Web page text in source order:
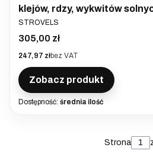
klejów, rdzy, wykwitów
PRODUCENT
STROVELS
Cena
305,00 zł
Cena
247,97 złbez VAT
Zobacz produkt
Dostępność: średnia ilość
Strona